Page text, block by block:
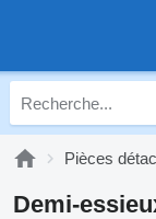
Pièces
Demi-